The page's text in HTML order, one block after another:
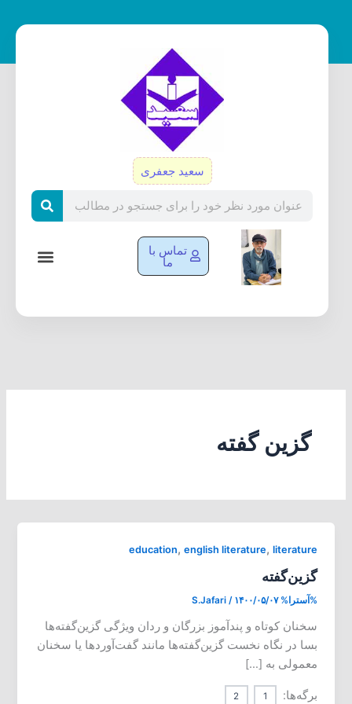
سعید جعفری
تماس با
ما
گزین گفته
education, english literature, literature
گزین‌گفته
%آسترا% S.Jafari / ۱۴۰۰/۰۵/۰۷
سخنان کوتاه و پندآموز بزرگان و ردان ویژگی گزین‌گفته‌ها
بسا در نگاه نخست گزین‌گفته‌ها مانند گفت‌آوردها یا سخنان
معمولی به […]
برگه‌ها: 1
2